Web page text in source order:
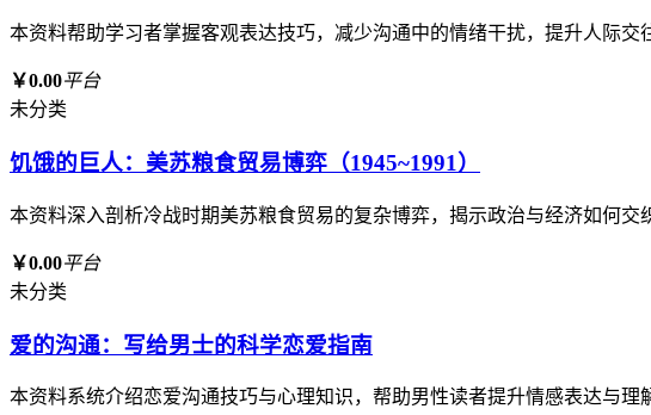
本资料帮助学习者掌握客观表达技巧，减少沟通中的情绪干扰，提升人际
￥0.00平台
未分类
饥饿的巨人：美苏粮食贸易博弈（1945~1991）
本资料深入剖析冷战时期美苏粮食贸易的复杂博弈，揭示政治与经济如何
￥0.00平台
未分类
爱的沟通：写给男士的科学恋爱指南
本资料系统介绍恋爱沟通技巧与心理知识，帮助男性读者提升情感表达与